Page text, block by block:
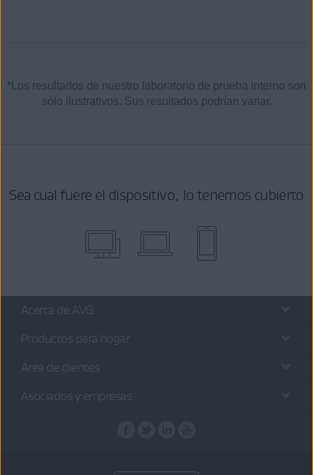
*Los resultados de nuestro laboratorio de prueba interno son
sólo ilustrativos. Sus resultados podrían variar.
Sea cual fuere el dispositivo, lo tenemos cubierto
Acerca de AVG
Productos para hogar
Área de clientes
Asociados y empresas